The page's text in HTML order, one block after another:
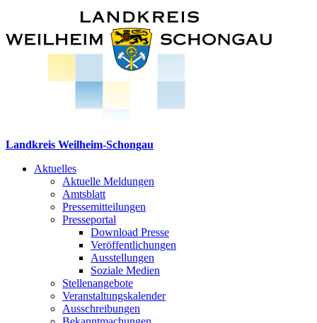
Landkreis Weilheim-Schongau
Aktuelles
Aktuelle Meldungen
Amtsblatt
Pressemitteilungen
Presseportal
Download Presse
Veröffentlichungen
Ausstellungen
Soziale Medien
Stellenangebote
Veranstaltungskalender
Ausschreibungen